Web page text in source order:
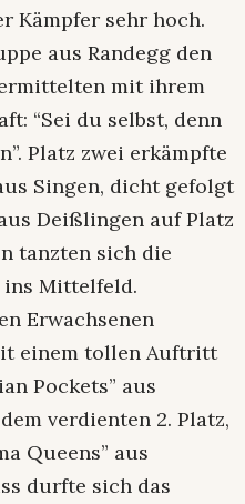
Kämpfer sehr hoch.
aus Randegg den
mit ihrem
“Sei du selbst, denn
Platz zwei erkämpfte
Singen, dicht gefolgt
Deißlingen auf Platz
tanzten sich die
ins Mittelfeld.
Erwachsenen
einem tollen Auftritt
Pockets” aus
verdienten 2. Platz,
Queens” aus
durfte sich das